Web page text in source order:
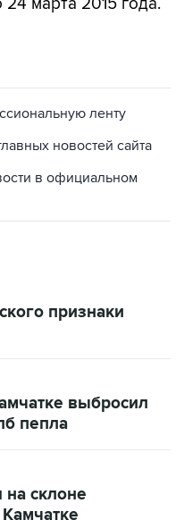
новостей сайта
в официальном
пепла